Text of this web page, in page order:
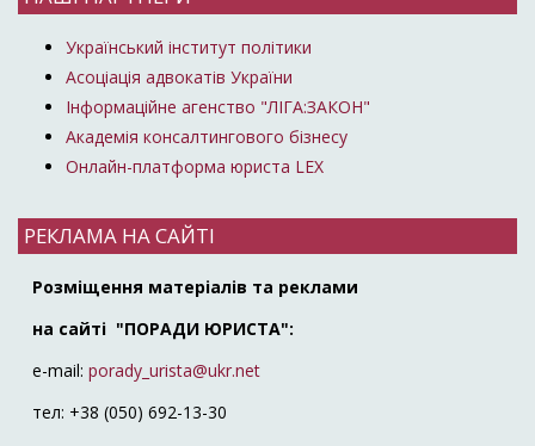
Український інститут політики
Асоціація адвокатів України
Інформаційне агенство "ЛІГА:ЗАКОН"
Академія консалтингового бізнесу
Онлайн-платформа юриста LEX
РЕКЛАМА НА САЙТІ
Розміщення матеріалів та реклами
на сайті "ПОРАДИ ЮРИСТА":
e-mail: porady_urista@ukr.net
тел: +38 (050) 692-13-30